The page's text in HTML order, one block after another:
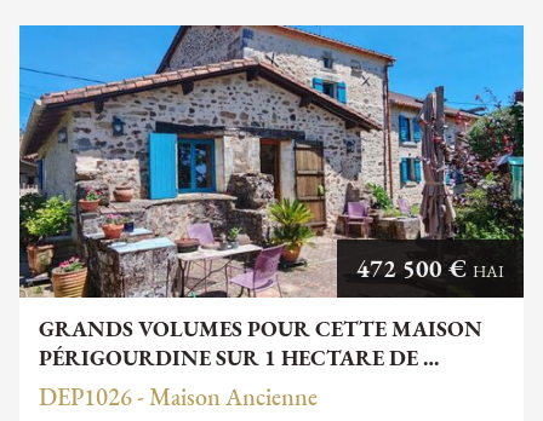
GRANDS VOLUMES POUR CETTE MAISON
PÉRIGOURDINE SUR 1 HECTARE DE …
472 500 € HAI
DEP1026 - Maison Ancienne